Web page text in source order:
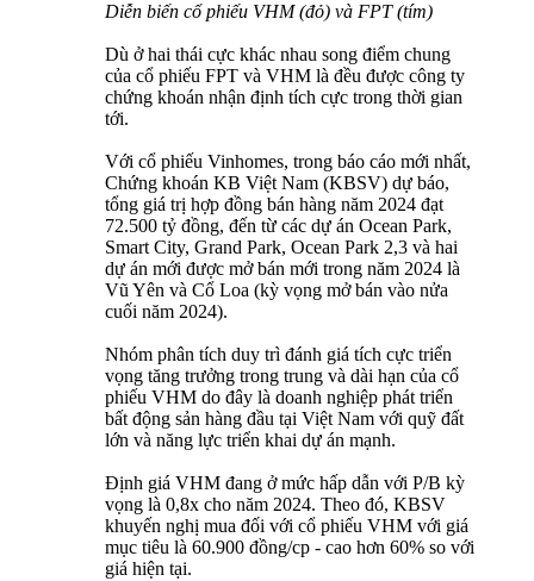
Diễn biến cổ phiếu VHM (đỏ) và FPT (tím)
Dù ở hai thái cực khác nhau song điểm chung
của cổ phiếu FPT và VHM là đều được công ty
chứng khoán nhận định tích cực trong thời gian
tới.
Với cổ phiếu Vinhomes, trong báo cáo mới nhất,
Chứng khoán KB Việt Nam (KBSV) dự báo,
tổng giá trị hợp đồng bán hàng năm 2024 đạt
72.500 tỷ đồng, đến từ các dự án Ocean Park,
Smart City, Grand Park, Ocean Park 2,3 và hai
dự án mới được mở bán mới trong năm 2024 là
Vũ Yên và Cổ Loa (kỳ vọng mở bán vào nửa
cuối năm 2024).
Nhóm phân tích duy trì đánh giá tích cực triển
vọng tăng trưởng trong trung và dài hạn của cổ
phiếu VHM do đây là doanh nghiệp phát triển
bất động sản hàng đầu tại Việt Nam với quỹ đất
lớn và năng lực triển khai dự án mạnh.
Định giá VHM đang ở mức hấp dẫn với P/B kỳ
vọng là 0,8x cho năm 2024. Theo đó, KBSV
khuyến nghị mua đối với cổ phiếu VHM với giá
mục tiêu là 60.900 đồng/cp - cao hơn 60% so với
giá hiện tại.